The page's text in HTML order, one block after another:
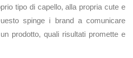
tipo di capello, alla propria cute e
spinge i brand a comunicare
prodotto, quali risultati promette e